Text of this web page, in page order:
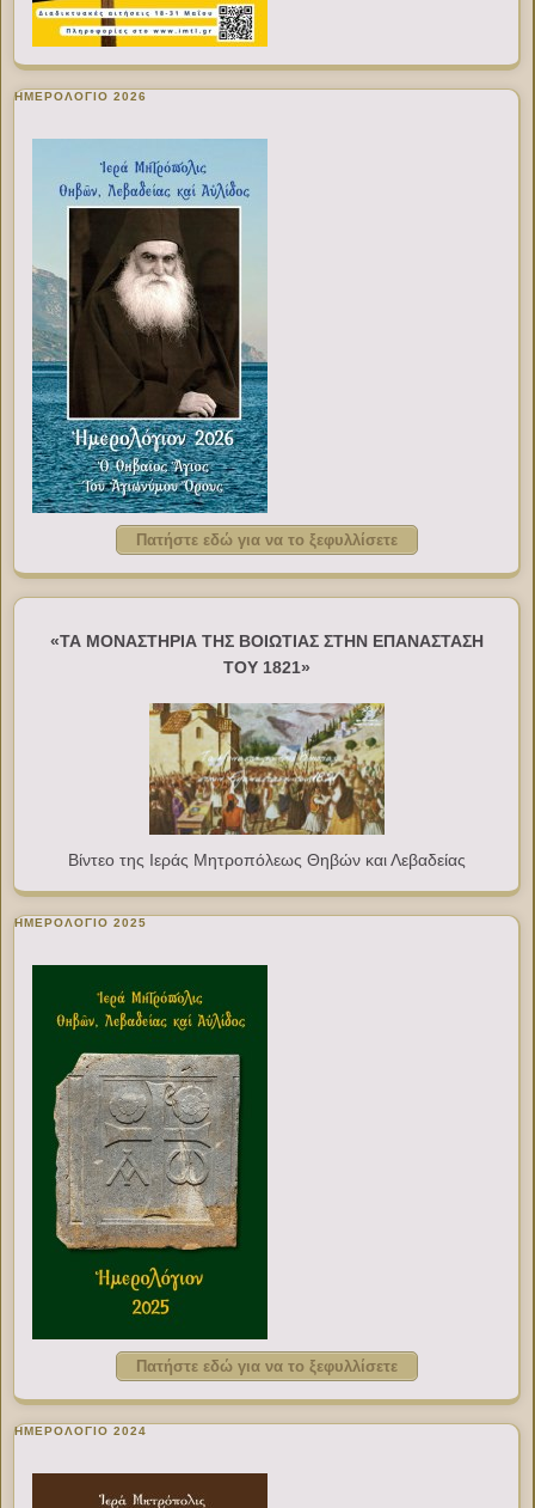
ΗΜΕΡΟΛΟΓΙΟ 2026
Πατήστε εδώ για να το ξεφυλλίσετε
«ΤΑ ΜΟΝΑΣΤΗΡΙΑ ΤΗΣ ΒΟΙΩΤΙΑΣ ΣΤΗΝ ΕΠΑΝΑΣΤΑΣΗ
ΤΟΥ 1821»
Βίντεο της Ιεράς Μητροπόλεως Θηβών και Λεβαδείας
ΗΜΕΡΟΛΟΓΙΟ 2025
Πατήστε εδώ για να το ξεφυλλίσετε
ΗΜΕΡΟΛΟΓΙΟ 2024